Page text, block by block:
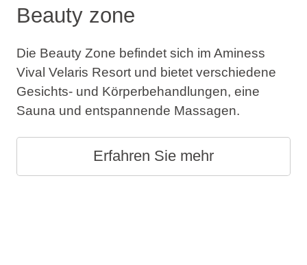
Beauty zone
Die Beauty Zone befindet sich im Aminess
Vival Velaris Resort und bietet verschiedene
Gesichts- und Körperbehandlungen, eine
Sauna und entspannende Massagen.
Erfahren Sie mehr